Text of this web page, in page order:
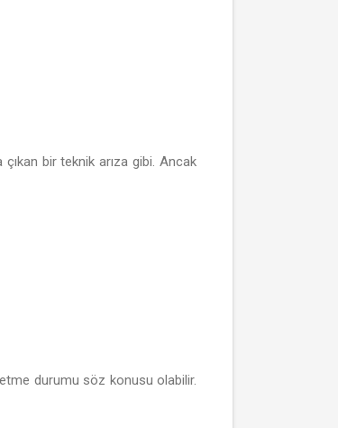
bir teknik arıza gibi. Ancak
durumu söz konusu olabilir.